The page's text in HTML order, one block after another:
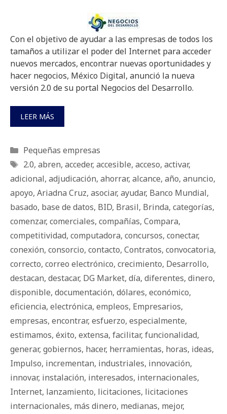
Con el objetivo de ayudar a las empresas de todos los
tamaños a utilizar el poder del Internet para acceder
nuevos mercados, encontrar nuevas oportunidades y
hacer negocios, México Digital, anunció la nueva
versión 2.0 de su portal Negocios del Desarrollo.
LEER MÁS
Categorías
Pequeñas empresas
Etiquetas
2.0, abren, acceder, accesible, acceso, activar,
adicional, adjudicación, ahorrar, alcance, año, anuncio,
apoyo, Ariadna Cruz, asociar, ayudar, Banco Mundial,
basado, base de datos, BID, Brasil, Brinda, categorías,
comenzar, comerciales, compañías, Compara,
competitividad, computadora, concursos, conectar,
conexión, consorcio, contacto, Contratos, convocatoria,
correcto, correo electrónico, crecimiento, Desarrollo,
destacan, destacar, DG Market, día, diferentes, dinero,
disponible, documentación, dólares, económico,
eficiencia, electrónica, empleos, Empresarios,
empresas, encontrar, esfuerzo, especialmente,
estimamos, éxito, extensa, facilitar, funcionalidad,
generar, gobiernos, hacer, herramientas, horas, ideas,
Impulso, incrementan, industriales, innovación,
innovar, instalación, interesados, internacionales,
Internet, lanzamiento, licitaciones, licitaciones
internacionales, más dinero, medianas, mejor,